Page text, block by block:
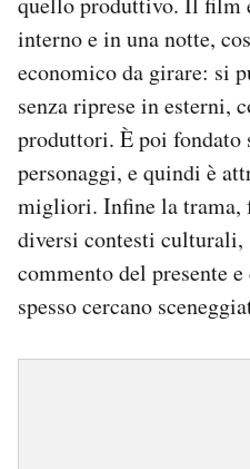
interno e in una notte,
economico da girare: si
senza riprese in esterni,
produttori. È poi fondato
personaggi, e quindi è
migliori. Infine la trama,
diversi contesti culturali,
commento del presente
spesso cercano